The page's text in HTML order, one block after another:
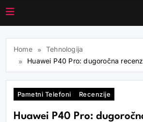
Home
Tehnologija
Huawei P40 Pro: dugoročna
Pametni Telefoni Recenzije
Huawei P40 Pro: